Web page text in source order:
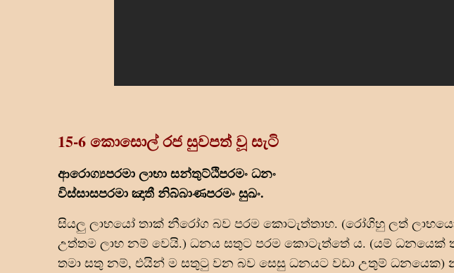
15-6 කොසොල් රජ සුවපත් වූ සැටි
ආරොග්‍යපරමා ලාභා සන්තුට්ඨිපරමං ධනං
විස්සාසපරමා ඤාතී නිබ්බාණපරමං සුඛං.
සියලු ලාභයෝ තාක් නීරෝග බව පරම කොටැත්තාහ. (රෝගිහු ලත්
උත්තම ලාභ නම් වෙයි.) ධනය සතුට පරම කොටැත්තේ ය. (යම්
තමා සතු නම්, එයින් ම සතුටු වන බව සෙසු ධනයට වඩා උතුම්